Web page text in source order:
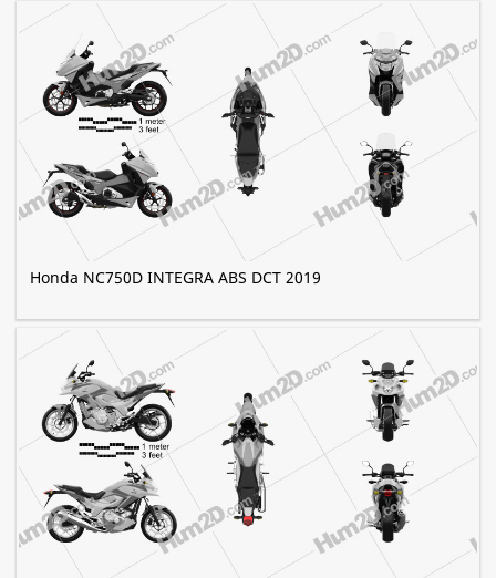
Honda NC750D INTEGRA ABS DCT 2019